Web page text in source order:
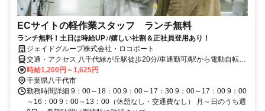
ECサイトの軽作業スタッフ ランチ無料
ランチ無料！土日は時給UP♪/嬉しい社割＆正社員登用あり！
ジェイドグループ株式会社・ロコポート
交通・アクセス 八千代緑が丘駅徒歩20分/車通勤可/駅から電動自転車
の無料貸与あり
時給1,200円～1,625円
千葉県八千代市
勤務時間詳細 9：00～18：00 9：00～17：30 9：00～17：00 9：00
～16：00 9：00～13：00（休憩なし・交通費なし） 月～日のうち週